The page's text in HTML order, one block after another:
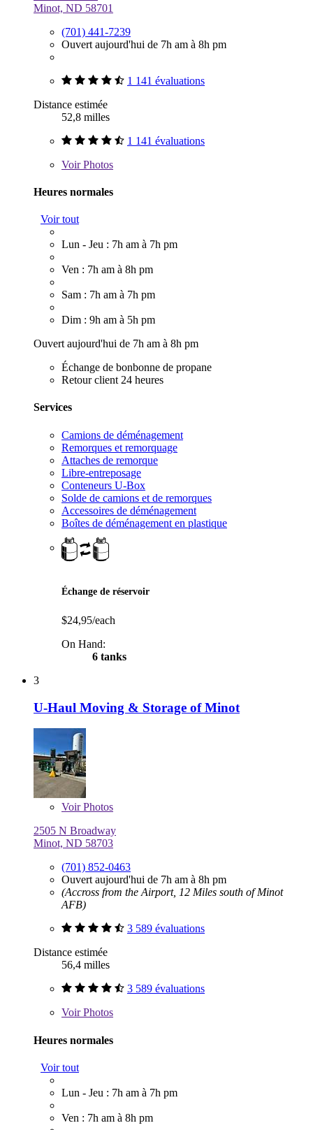
Minot, ND 58701
(701) 441-7239
Ouvert aujourd'hui de 7h am à 8h pm
1 141 évaluations
Distance estimée
52,8 milles
1 141 évaluations
VoirPhotos
Heures normales
Voir tout
Lun - Jeu : 7h am à 7h pm
Ven : 7h am à 8h pm
Sam : 7h am à 7h pm
Dim : 9h am à 5h pm
Ouvert aujourd'hui de 7h am à 8h pm
Échange de bonbonne de propane
Retour client 24 heures
Services
Camions de déménagement
Remorques et remorquage
Attaches de remorque
Libre-entreposage
Conteneurs U-Box
Solde de camions et de remorques
Accessoires de déménagement
Boîtes de déménagement en plastique
Échange de réservoir
$24,95/each
On Hand:
6 tanks
3
U-Haul Moving & Storage of Minot
VoirPhotos
2505 N Broadway
Minot, ND 58703
(701) 852-0463
Ouvert aujourd'hui de 7h am à 8h pm
(Accross from the Airport, 12 Miles south of Minot
AFB)
3 589 évaluations
Distance estimée
56,4 milles
3 589 évaluations
VoirPhotos
Heures normales
Voir tout
Lun - Jeu : 7h am à 7h pm
Ven : 7h am à 8h pm